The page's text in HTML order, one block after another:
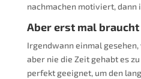
nachmachen motiviert, dann
Aber erst mal braucht
Irgendwann einmal
aber nie die Zeit gehabt es
perfekt geeignet, um den